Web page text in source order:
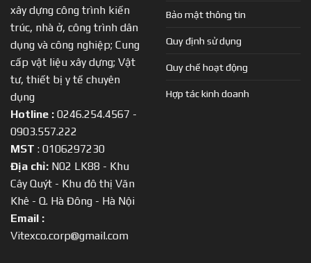
xây dựng công trình kiến
trúc, nhà ở, công trình dân
dụng và công nghiệp; Cung
cấp vật liệu xây dựng; Vật
tư, thiết bị y tế chuyên
dụng
Hotline : 0246.254.4567 -
0903.557.222
MST : 0106297230
Địa chỉ: N02 LK88 - Khu
Cây Quýt - Khu đô thị Văn
Khê - Q. Hà Đông - Hà Nội
Email :
Vitexco.corp@gmail.com
Bảo mật thông tin
Quy định sử dụng
Quy chế hoạt động
Hợp tác kinh doanh